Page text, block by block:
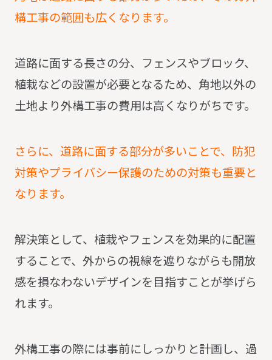
構工事の範囲も広くなります。
道路に面する長さの分、フェンスやブロック、
植栽などの設置が必要となるため、角地以外の
土地より外構工事の費用は高くなりがちです。
さらに、道路に面する部分が多いことで、防犯
対策やプライバシー保護のための対策も重要と
なります。
解決策として、植栽やフェンスを効果的に配置
することで、外からの視線を遮りながらも開放
感を損なわないデザインを目指すことが挙げら
れます。
外構工事の際には事前にしっかりと計画し、過